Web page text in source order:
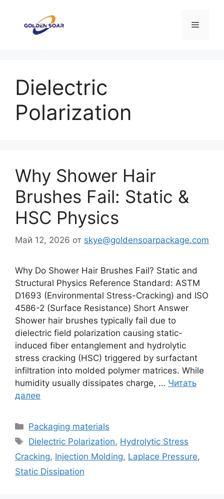
содержимому
Меню
Dielectric
Polarization
Why Shower Hair
Brushes Fail: Static &
HSC Physics
Май 12, 2026 от skye@goldensoarpackage.com
Why Do Shower Hair Brushes Fail? Static and
Structural Physics Reference Standard: ASTM
D1693 (Environmental Stress-Cracking) and ISO
4586-2 (Surface Resistance) Short Answer
Shower hair brushes typically fail due to
dielectric field polarization causing static-
induced fiber entanglement and hydrolytic
stress cracking (HSC) triggered by surfactant
infiltration into molded polymer matrices. While
humidity usually dissipates charge, … Читать
далее
Рубрики
Packaging materials
Метки
Dielectric Polarization, Hydrolytic Stress
Cracking, Injection Molding, Laplace Pressure,
Static Dissipation